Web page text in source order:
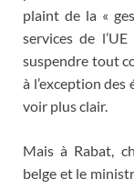
plaint de la «
services de
suspendre tout
à l’exception des
voir plus clair.
Mais à Rabat,
belge et le